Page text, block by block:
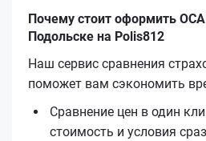
Почему стоит оформить
Подольске на Polis812
Наш сервис сравнения
поможет вам сэкономить
Сравнение цен в один
стоимость и условия